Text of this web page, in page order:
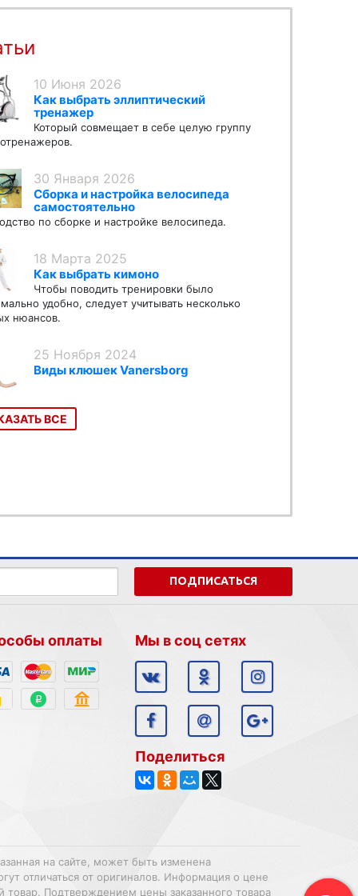
10 Июня 2026
Как выбрать эллиптический
тренажер
Который совмещает в себе целую группу
30 Января 2026
Сборка и настройка велосипеда
самостоятельно
по сборке и настройке велосипеда.
18 Марта 2025
Как выбрать кимоно
Чтобы поводить тренировки было
удобно, следует учитывать несколько
нюансов.
25 Ноября 2024
Виды клюшек Vanersborg
ВСЕ
ПОДПИСАТЬСЯ
оплаты Мы в соц сетях
Поделиться
на сайте, может быть изменена
отличаться от оригиналов. Информация о цене
товар. Подтверждением цены заказанного товара